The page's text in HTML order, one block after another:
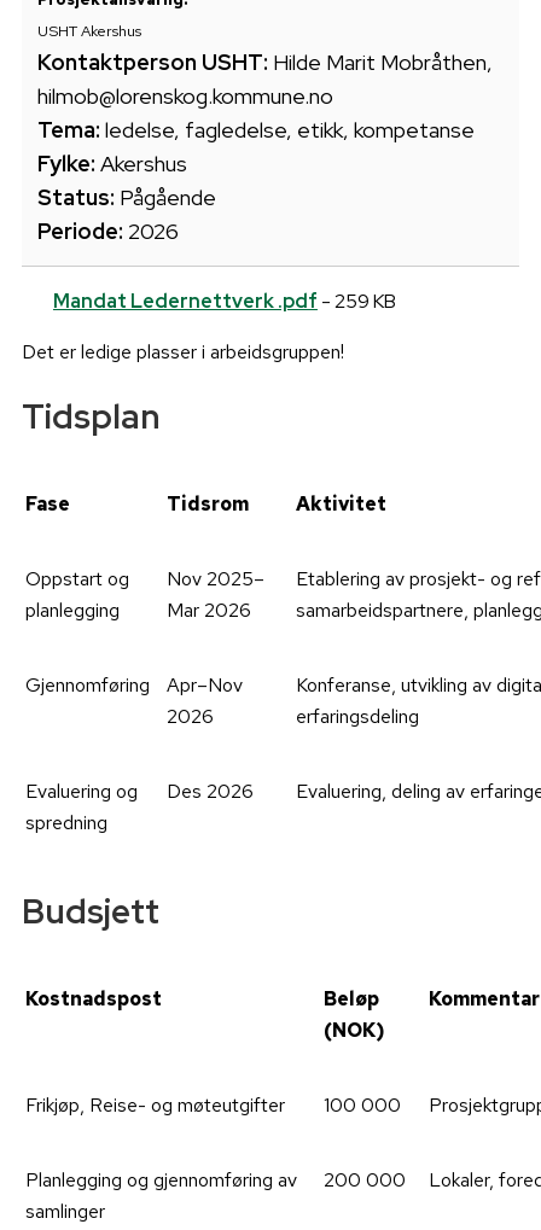
USHT Akershus
Kontaktperson USHT: Hilde Marit Mobråthen,
hilmob@lorenskog.kommune.no
Tema: ledelse, fagledelse, etikk, kompetanse
Fylke: Akershus
Status: Pågående
Periode: 2026
Mandat Ledernettverk .pdf - 259 KB
Det er ledige plasser i arbeidsgruppen!
Tidsplan
Fase Tidsrom Aktivitet
Oppstart og
planlegging
Nov 2025–
Mar 2026
Etablering av prosjekt- og
samarbeidspartnere,
Gjennomføring
Apr–Nov
2026
Konferanse, utvikling av
erfaringsdeling
Evaluering og
spredning
Des 2026 Evaluering, deling av
Budsjett
Kostnadspost
Beløp
(NOK)
Kommentar
Frikjøp, Reise- og møteutgifter 100 000
Planlegging og gjennomføring av
samlinger
200 000 Lokaler,